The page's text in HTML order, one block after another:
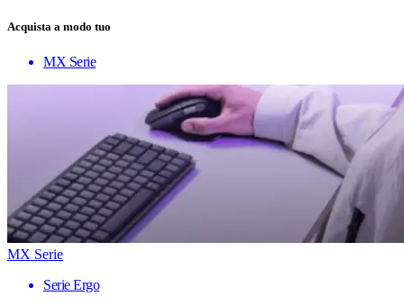
Acquista a modo tuo
MX Serie
MX Serie
Serie Ergo